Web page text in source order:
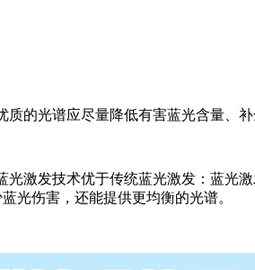
的光谱应尽量降低有害蓝光含量、
激发技术优于传统蓝光激发：蓝光
光伤害，还能提供更均衡的光谱。